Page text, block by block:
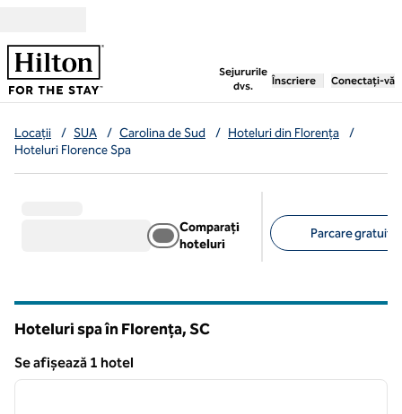
Sejururile
dvs.
, deschide o filă nouă
Înscriere Conectați-vă
Locații / SUA / Carolina de Sud / Hoteluri din Florența
/
Hoteluri Florence Spa
Comparați
hoteluri
Parcare gratuită
Hoteluri spa în Florența,SC
Se afișează 1 hotel
Se afișează 1 hotel
1 din 12